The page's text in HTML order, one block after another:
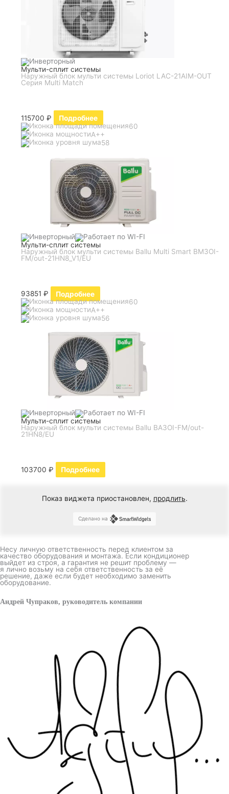
Мульти-сплит системы
Наружный блок мульти системы Loriot LAC-21AIM-OUT
Серия Multi Match
115700₽
Подробнее
60
A++
58
Мульти-сплит системы
Наружный блок мульти системы Ballu Multi Smart BM3OI-
FM/out-21HN8_V1/EU
93851₽
Подробнее
60
A++
56
Мульти-сплит системы
Наружный блок мульти системы Ballu BA3OI-FM/out-
21HN8/EU
103700₽ Подробнее
Показ виджета приостановлен, продлить.
Сделано на
Несу личную ответственность перед клиентом за
качество оборудования и монтажа. Если кондиционер
выйдет из строя, а гарантия не решит проблему —
я лично возьму на себя ответственность за её
решение, даже если будет необходимо заменить
оборудование.
Андрей Чупраков, руководитель компании